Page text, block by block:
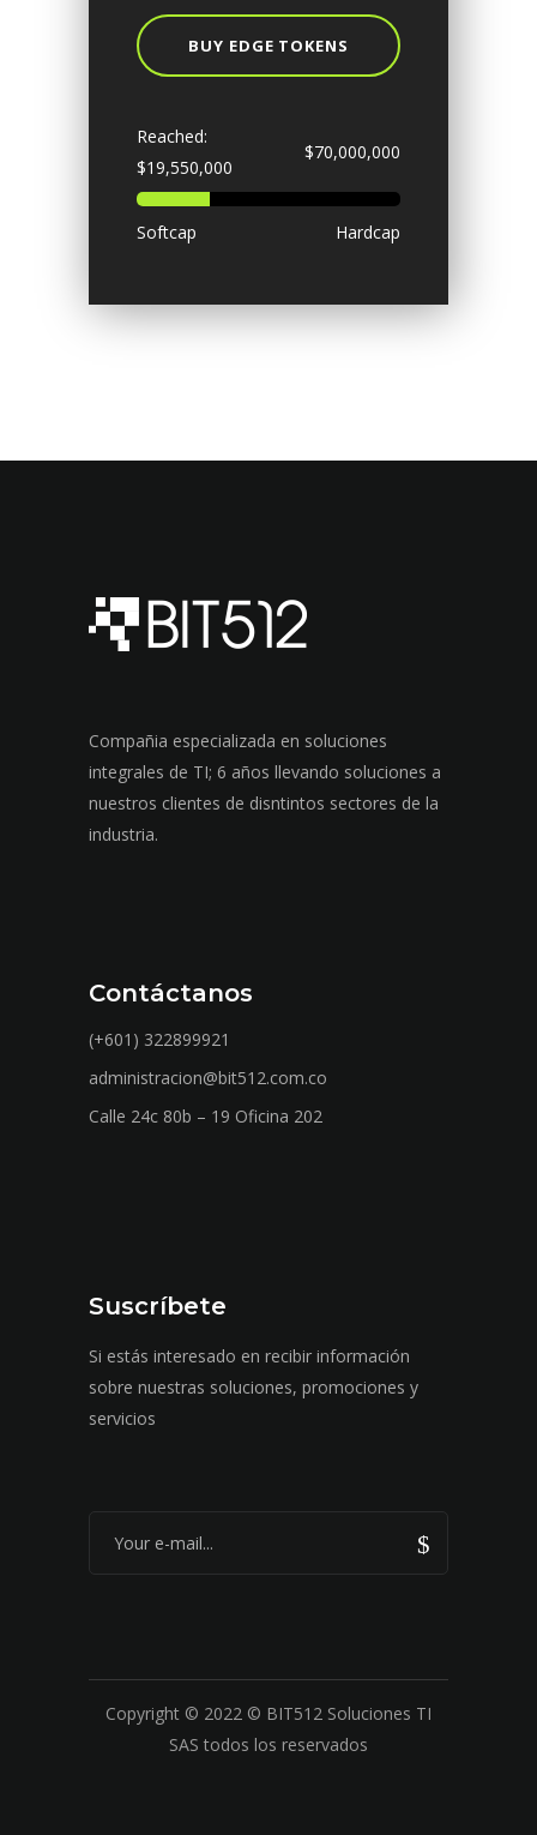
BUY EDGE TOKENS
Reached:
$19,550,000
$70,000,000
Softcap Hardcap
Compañia especializada en soluciones
integrales de TI; 6 años llevando soluciones a
nuestros clientes de disntintos sectores de la
industria.
Contáctanos
(+601) 322899921
administracion@bit512.com.co
Calle 24c 80b – 19 Oficina 202
Suscríbete
Si estás interesado en recibir información
sobre nuestras soluciones, promociones y
servicios
Copyright © 2022 © BIT512 Soluciones TI
SAS todos los reservados